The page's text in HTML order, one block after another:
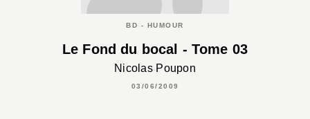
BD - HUMOUR
Le Fond du bocal - Tome 03
Nicolas Poupon
03/06/2009